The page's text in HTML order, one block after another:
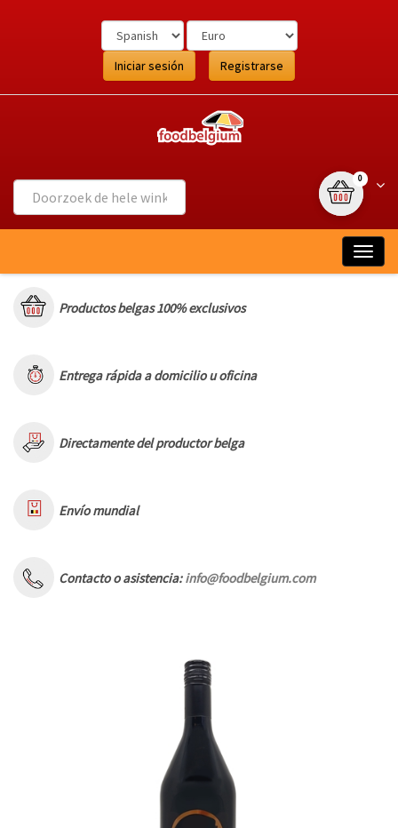
Iniciar sesión Registrarse
0{0}
Productos belgas 100% exclusivos
Entrega rápida a domicilio u oficina
Directamente del productor belga
Envío mundial
Contacto o asistencia:info@foodbelgium.com